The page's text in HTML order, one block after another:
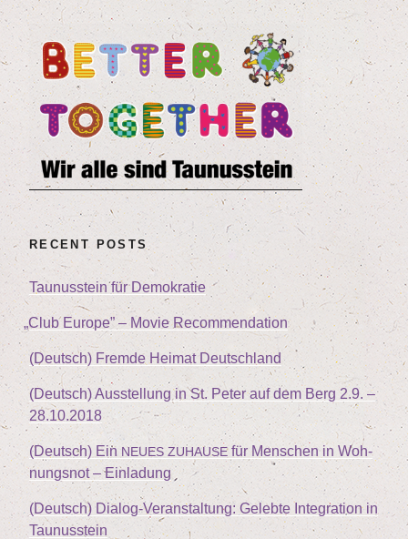
RECENT POSTS
Tau­nus­stein für Demokratie
„Club Euro­pe” – Movie Recommendation
(Deutsch) Frem­de Hei­mat Deutschland
(Deutsch) Aus­stel­lung in St. Peter auf dem Berg 2.9. –
28.10.2018
(Deutsch) Ein NEUES ZUHAUSEfür Men­schen in Woh­
nungs­not – Einladung
(Deutsch) Dia­log-Ver­an­stal­tung: Geleb­te Inte­gra­ti­on in
Taunusstein